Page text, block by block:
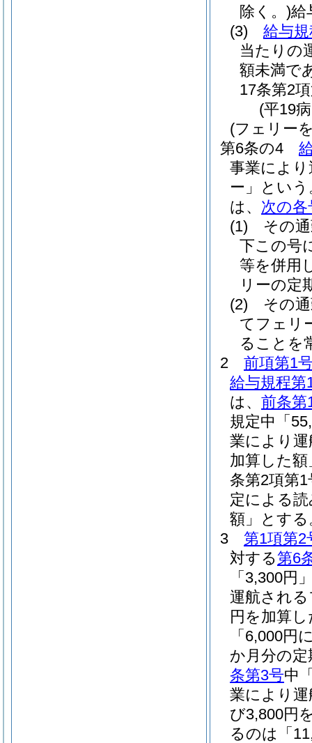
除く。)給
(3)
給与
当たりの
額未満で
17条第2
(平19
(フェリー
第6条の4
事業によ
ー」という
は、 次の各
(1)
その
下この号
等を併用
リーの定
(2)
その
てフェリ
ることを
2
前項第1
給与規程第
は、 前条第
規定中「
業により
加算した額
条第2項第
定による
額」とする
3
第1項第2
対する第6
「3,300円
運航され
円を加算
「6,000円
か月分の
条第3号中
業により
び3,800円
るのは「